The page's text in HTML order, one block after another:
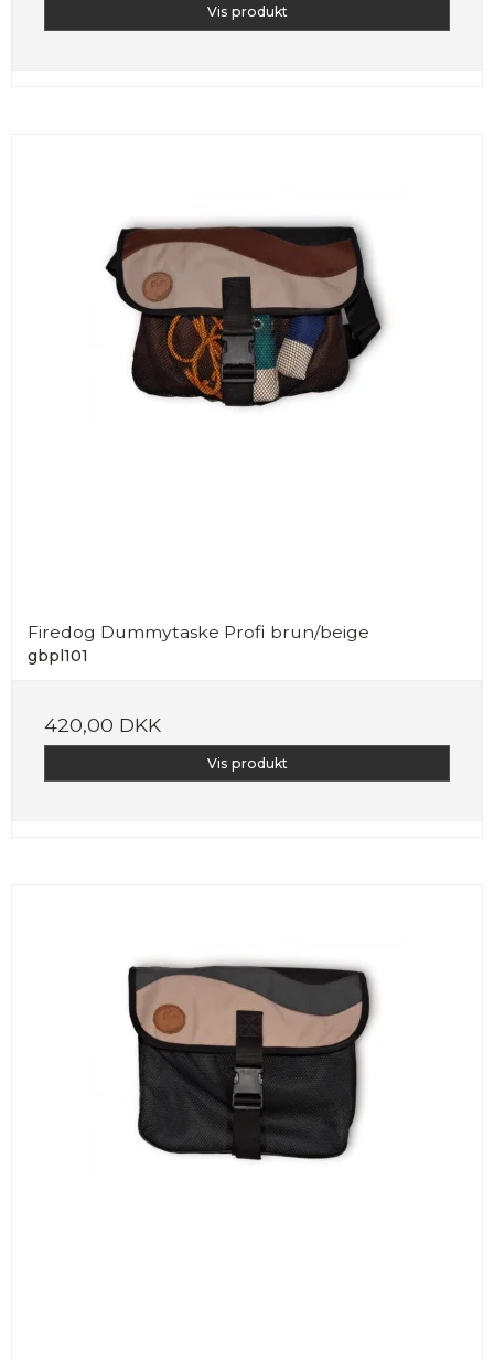
Vis produkt
Firedog Dummytaske Profi brun/beige
gbpl101
420,00 DKK
Vis produkt